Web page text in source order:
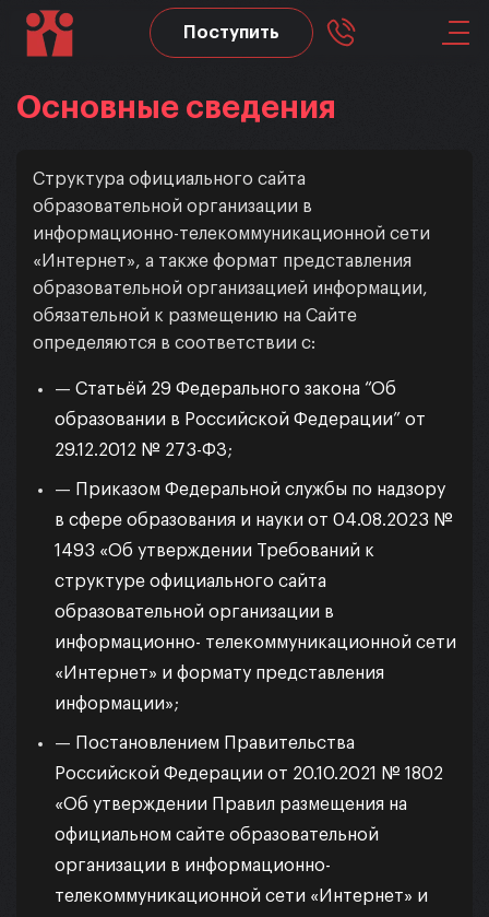
Skip to main content
Поступить
Основные сведения
Структура официального сайта
образовательной организации в
информационно-телекоммуникационной сети
«Интернет», а также формат представления
образовательной организацией информации,
обязательной к размещению на Сайте
определяются в соответствии с:
— Статьёй 29 Федерального закона “Об
образовании в Российской Федерации” от
29.12.2012 № 273-ФЗ;
— Приказом Федеральной службы по надзору
в сфере образования и науки от 04.08.2023 №
1493 «Об утверждении Требований к
структуре официального сайта
образовательной организации в
информационно- телекоммуникационной сети
«Интернет» и формату представления
информации»;
— Постановлением Правительства
Российской Федерации от 20.10.2021 № 1802
«Об утверждении Правил размещения на
официальном сайте образовательной
организации в информационно-
телекоммуникационной сети «Интернет» и